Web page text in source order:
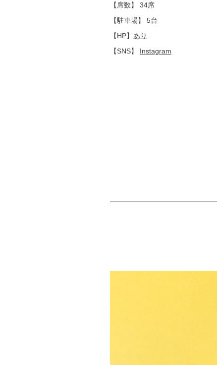
【席数】 34席
【駐車場】 5台
【HP】 あり
【SNS】 Instagram